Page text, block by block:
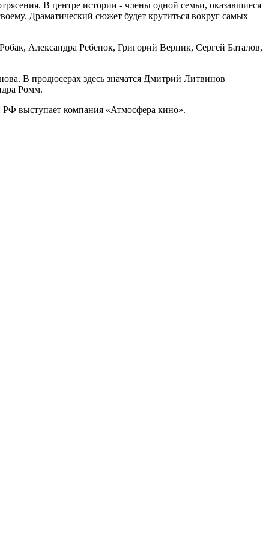
В центре истории - члены одной семьи, оказавшиеся
Драматический сюжет будет крутиться вокруг самых
Александра Ребенок, Григорий Верник, Сергей Баталов,
В продюсерах здесь значатся Дмитрий Литвинов
Ромм.
РФ выступает компания «Атмосфера кино».